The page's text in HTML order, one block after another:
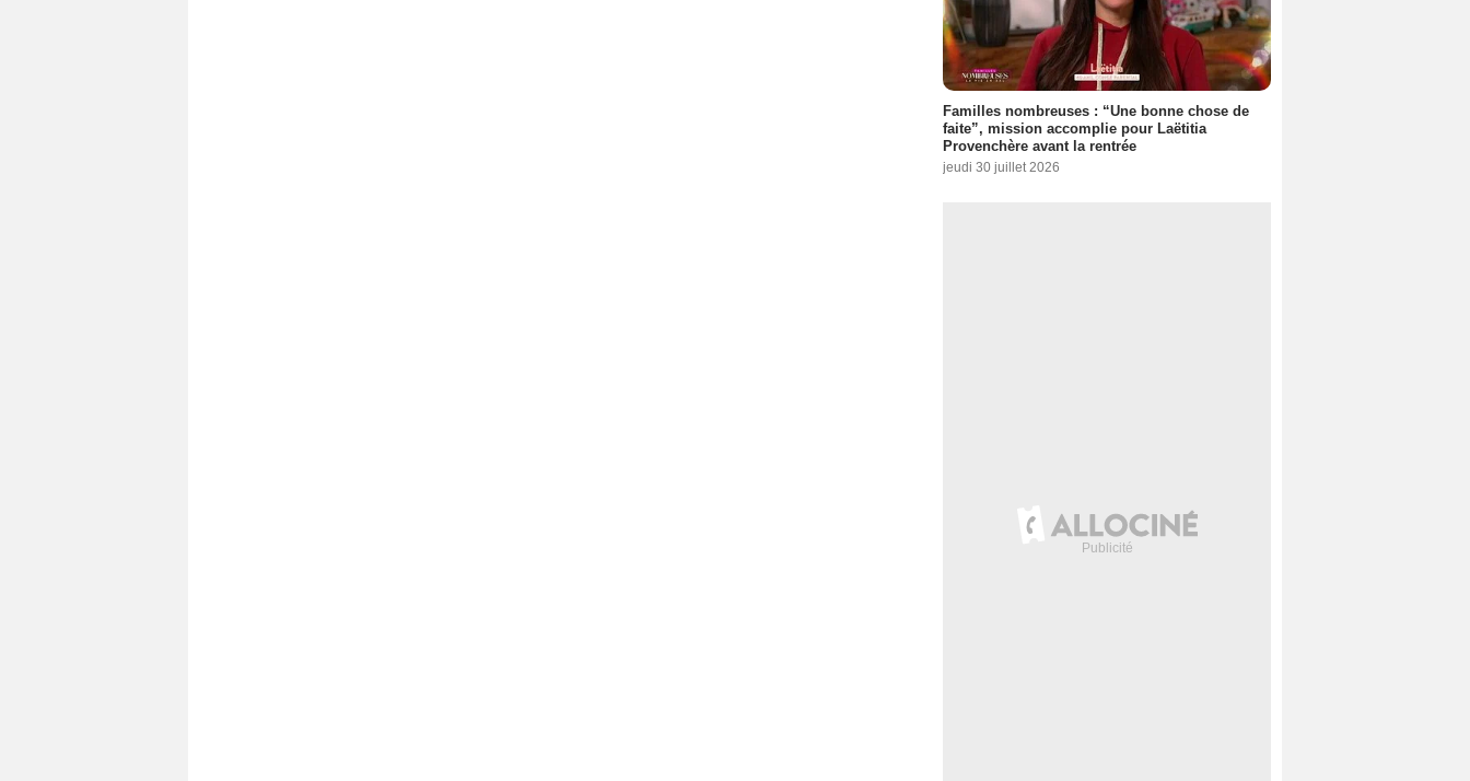
Familles nombreuses : “Une bonne chose de
faite”, mission accomplie pour Laëtitia
Provenchère avant la rentrée
jeudi 30 juillet 2026